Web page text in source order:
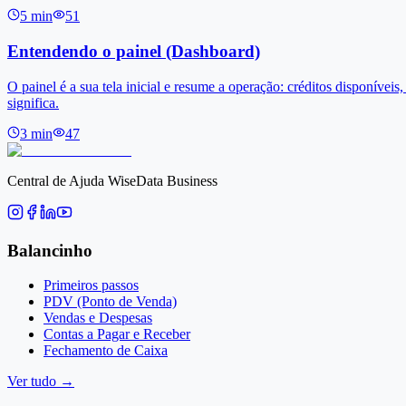
5 min 51
Entendendo o painel (Dashboard)
O painel é a sua tela inicial e resume a operação: créditos
significa.
3 min 47
Central de Ajuda WiseData Business
Balancinho
Primeiros passos
PDV (Ponto de Venda)
Vendas e Despesas
Contas a Pagar e Receber
Fechamento de Caixa
Ver tudo →